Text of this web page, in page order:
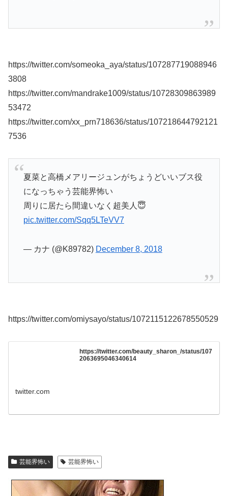
https://twitter.com/someoka_aya/status/107287719088946
3808
https://twitter.com/mandrake1009/status/10728309863989
53472
https://twitter.com/xx_prn718636/status/107218644792121
7536
夏菜と高橋メアリージュンがちょうどいいブス役
になっちゃう芸能界怖い
周りに居たら間違いなく超美人😇
pic.twitter.com/Sqq5LTeVV7
— カナ (@K89782) December 8, 2018
https://twitter.com/omiysayo/status/1072115122678550529
https://twitter.com/beauty_sharon_/status/107
2063695046340614
twitter.com
芸能界怖い 芸能界怖い